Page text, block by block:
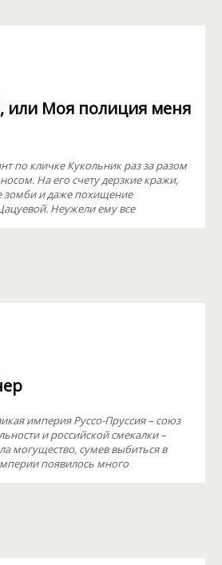
или Моя полиция меня
по кличке Кукольник раз за разом
На его счету дерзкие кражи,
зомби и даже похищение
Неужели ему все
империя Руссо-Пруссия – союз
и российской смекалки –
могущество, сумев выбиться в
появилось много